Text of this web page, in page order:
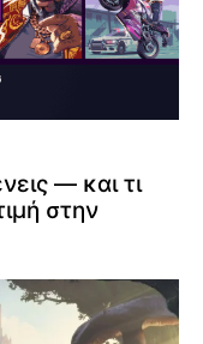
— και τι
στην